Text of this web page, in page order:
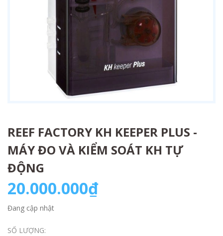
REEF FACTORY KH KEEPER PLUS -
MÁY ĐO VÀ KIỂM SOÁT KH TỰ
ĐỘNG
20.000.000₫
Đang cập nhật
SỐ LƯỢNG: